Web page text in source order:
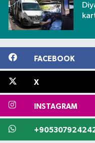
FACEBOOK
X
INSTAGRAM